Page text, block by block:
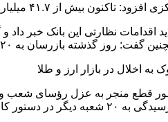
صنایع، کالاهای اساسی، دارو و بخش خدمات اختصاص یافته است.
کرده‌اند که برای مدیران و مسئولان آنها پرونده انتظامی تشکیل شده است.
اخلال در بازار ارز و طلا
قطع منجر به عزل رؤسای شعب و
قرار گرفته است.